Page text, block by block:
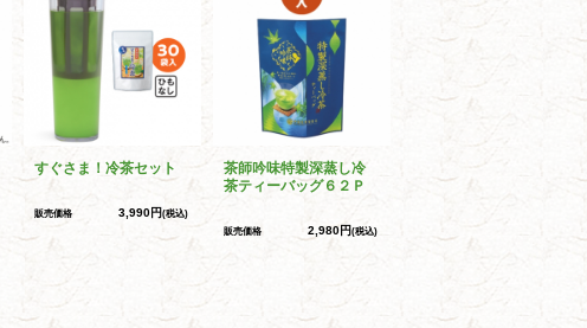
すぐさま！冷茶セット
販売価格 3,990円(税込)
茶師吟味特製深蒸し冷
茶ティーバッグ６２Ｐ
販売価格 2,980円(税込)